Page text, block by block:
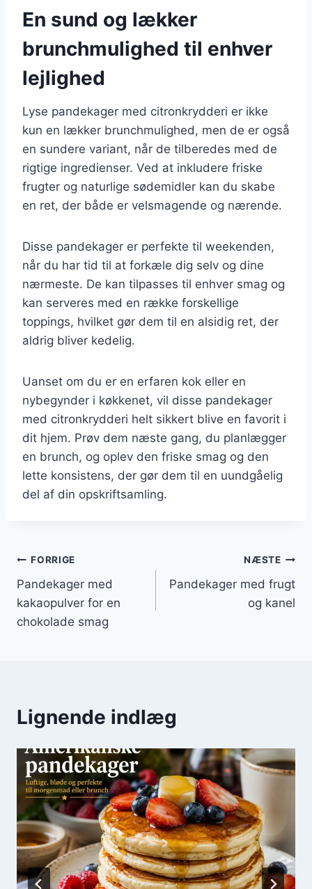
En sund og lækker
brunchmulighed til enhver
lejlighed
Lyse pandekager med citronkrydderi er ikke
kun en lækker brunchmulighed, men de er også
en sundere variant, når de tilberedes med de
rigtige ingredienser. Ved at inkludere friske
frugter og naturlige sødemidler kan du skabe
en ret, der både er velsmagende og nærende.
Disse pandekager er perfekte til weekenden,
når du har tid til at forkæle dig selv og dine
nærmeste. De kan tilpasses til enhver smag og
kan serveres med en række forskellige
toppings, hvilket gør dem til en alsidig ret, der
aldrig bliver kedelig.
Uanset om du er en erfaren kok eller en
nybegynder i køkkenet, vil disse pandekager
med citronkrydderi helt sikkert blive en favorit i
dit hjem. Prøv dem næste gang, du planlægger
en brunch, og oplev den friske smag og den
lette konsistens, der gør dem til en uundgåelig
del af din opskriftsamling.
Indlægsnavigation
FORRIGE
Pandekager med
kakaopulver for en
chokolade smag
NÆSTE
Pandekager med frugt
og kanel
Lignende indlæg